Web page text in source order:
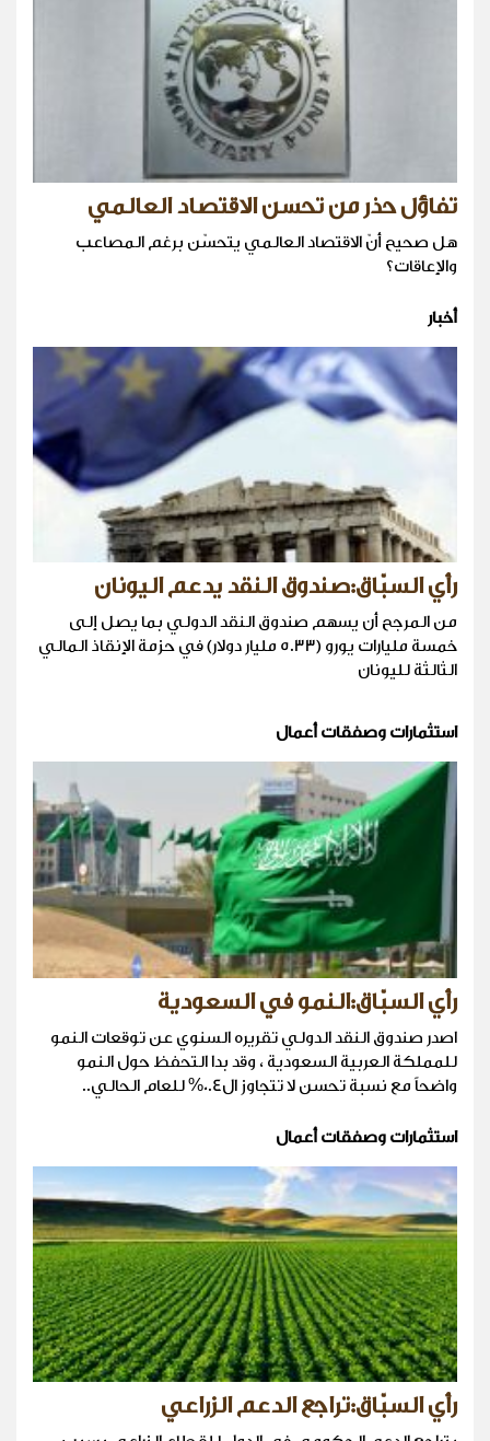
تفاؤل حذر من تحسن الاقتصاد العالمي
هل صحيح أنّ الاقتصاد العالمي يتحسّن برغم المصاعب
والإعاقات؟
أخبار
رأي السبّاق:صندوق النقد يدعم اليونان
من المرجح أن يسهم صندوق النقد الدولي بما يصل إلى
خمسة مليارات يورو (5.33 مليار دولار) في حزمة الإنقاذ المالي
الثالثة لليونان
استثمارات وصفقات أعمال
رأي السبّاق:النمو في السعودية
اصدر صندوق النقد الدولي تقريره السنوي عن توقعات النمو
للمملكة العربية السعودية ، وقد بدا التحفظ حول النمو
واضحاً مع نسبة تحسن لا تتجاوز ال0.4% للعام الحالي..
استثمارات وصفقات أعمال
رأي السبّاق:تراجع الدعم الزراعي